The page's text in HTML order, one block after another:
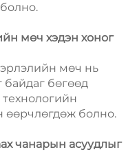
мөч хэдэн хоног
мөч нь
байдаг бөгөөд
технологийн
өөрчлөгдөж болно.
чанарын асуудлыг